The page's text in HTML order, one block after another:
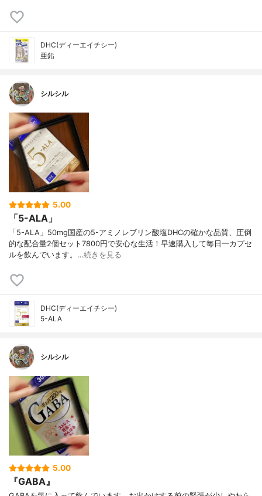
DHC(ディーエイチシー)
亜鉛
シルシル
5.00
「5-ALA」
「5-ALA」50mg国産の5-アミノレブリン酸塩DHCの確かな品質、圧倒
的な配合量2個セット7800円で安心な生活！早速購入して毎日一カプセ
ルを飲んでいます。…続きを見る
DHC(ディーエイチシー)
5-ALA
シルシル
5.00
『GABA』